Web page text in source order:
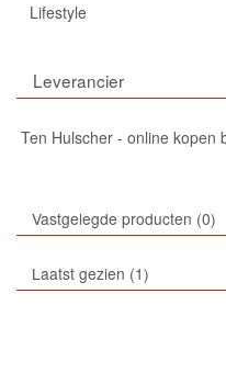
Lifestyle
Leverancier
Ten Hulscher - online kopen
Vastgelegde producten 0
Laatst gezien 1